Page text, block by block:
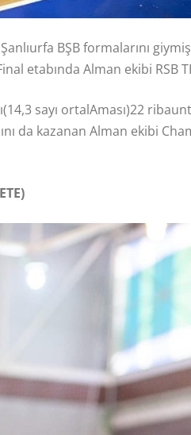
BŞB formalarını
etabında Alman ekibi RSB
sayı ortalAması)22
da kazanan Alman ekibi